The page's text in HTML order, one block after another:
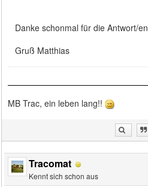
Danke schonmal für die Antwort/en
Gruß Matthias
MB Trac, ein leben lang!!
Tracomat
Kennt sich schon aus